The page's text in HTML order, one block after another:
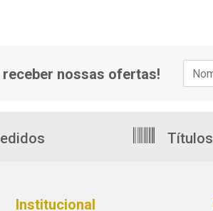
nossas ofertas!
Títulos
Institucional